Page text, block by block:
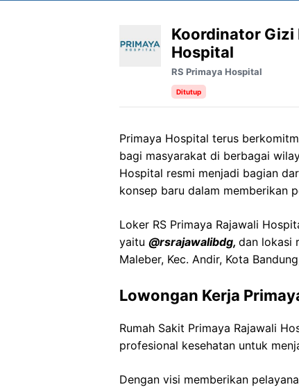
Koordinator Gizi
Hospital
RS Primaya Hospital
Ditutup
Primaya Hospital terus
bagi masyarakat di berbagai
Hospital resmi menjadi bagian
konsep baru dalam memberikan
Loker RS Primaya Rajawali
yaitu @rsrajawalibdg, dan lokasi
Maleber, Kec. Andir, Kota
Lowongan Kerja
Rumah Sakit Primaya Rajawali
profesional kesehatan untuk
Dengan visi memberikan